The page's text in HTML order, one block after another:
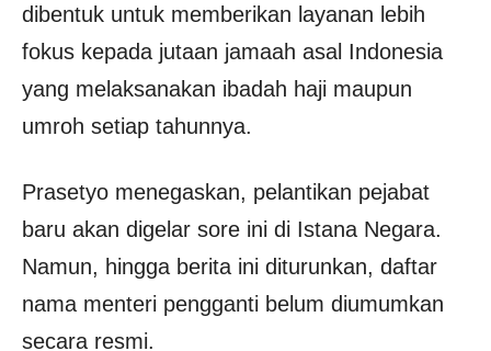
dibentuk untuk memberikan layanan lebih
fokus kepada jutaan jamaah asal Indonesia
yang melaksanakan ibadah haji maupun
umroh setiap tahunnya.
Prasetyo menegaskan, pelantikan pejabat
baru akan digelar sore ini di Istana Negara.
Namun, hingga berita ini diturunkan, daftar
nama menteri pengganti belum diumumkan
secara resmi.